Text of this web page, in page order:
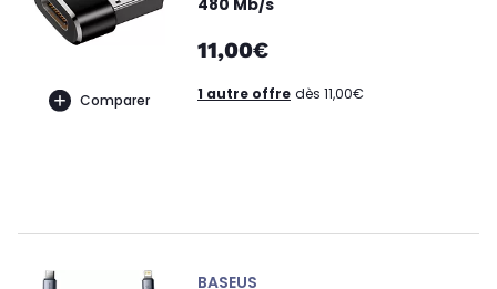
Comparer
480 Mb/s
11,00€
1 autre offre dès 11,00€
BASEUS